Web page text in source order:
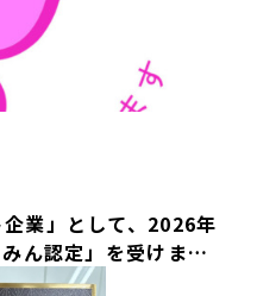
業」として、2026年
ん認定」を受けまし